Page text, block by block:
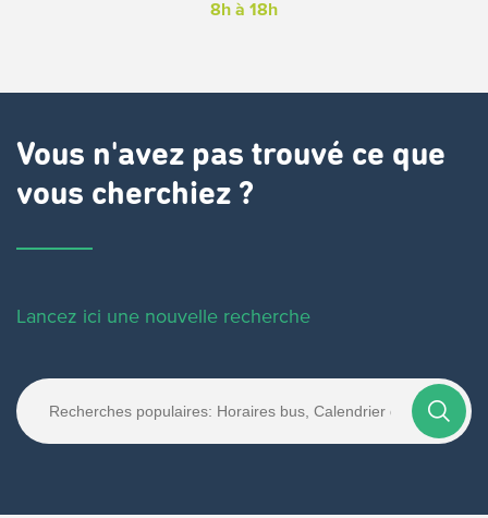
8h à 18h
Vous n'avez pas trouvé ce que
vous cherchiez ?
Lancez ici une nouvelle recherche